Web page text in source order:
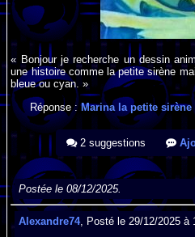
« Bonjour je recherche un dessin
une histoire comme la petite sirène
bleue ou cyan. »
Réponse :Marina la petite
2 suggestions
Postée le 08/12/2025.
Alexandre74, Posté le 29/12/2025 à